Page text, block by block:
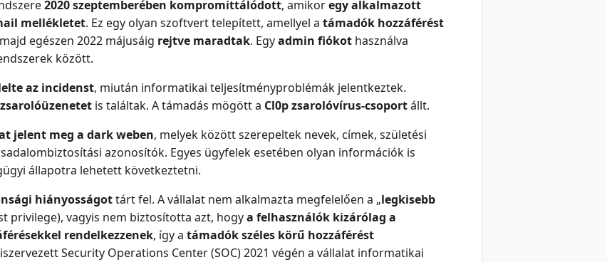
2020 szeptemberében kompromittálódott, amikoregy alkalmazott
mellékletet. Ez egy olyan szoftvert telepített, amellyel a támadók hozzáférést
egészen 2022 májusáig rejtve maradtak. Egyadmin fiókot használva
között.
az incidenst, miután informatikai teljesítményproblémák jelentkeztek.
zsarolóüzenetet is találtak. A támadás mögött a Cl0p zsarolóvírus-csoportállt.
jelent meg a dark weben, melyek között szerepeltek nevek, címek, születési
azonosítók. Egyes ügyfelek esetében olyan információk is
állapotra lehetett következtetni.
hiányosságottárt fel. A vállalat nem alkalmazta megfelelően a „legkisebb
privilege), vagyis nem biztosította azt, hogya felhasználók kizárólag a
rendelkezzenek, így a támadók széles körű hozzáférést
Security Operations Center (SOC) 2021 végén a vállalat informatikai